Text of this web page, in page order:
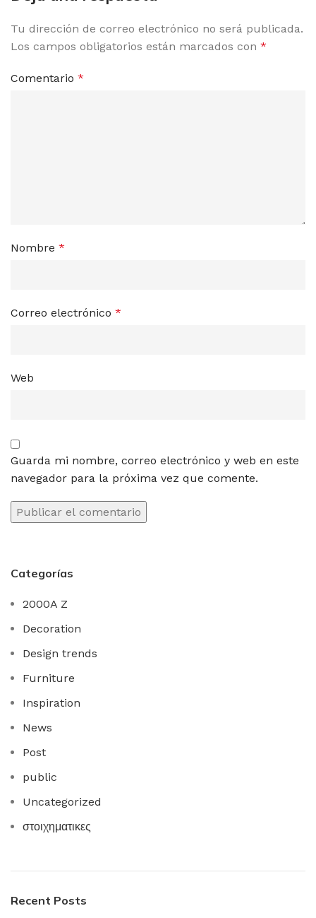
Tu dirección de correo electrónico no será publicada.
Los campos obligatorios están marcados con *
Comentario *
Nombre *
Correo electrónico *
Web
Guarda mi nombre, correo electrónico y web en este
navegador para la próxima vez que comente.
Categorías
2000A Z
Decoration
Design trends
Furniture
Inspiration
News
Post
public
Uncategorized
στοιχηματικες
Recent Posts